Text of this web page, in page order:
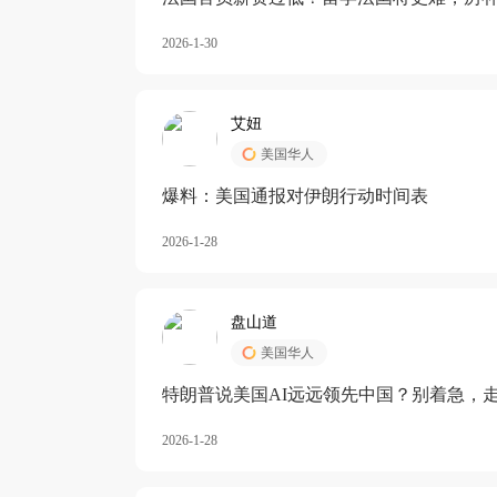
2026-1-30
艾妞
美国华人
爆料：美国通报对伊朗行动时间表
2026-1-28
盘山道
美国华人
特朗普说美国AI远远领先中国？别着急，
2026-1-28